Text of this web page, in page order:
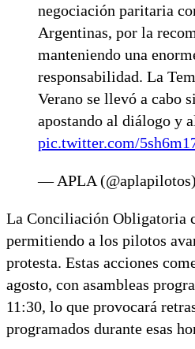
negociación paritaria
Argentinas, por la
manteniendo una
responsabilidad. La
Verano se llevó a cabo
apostando al diálogo y
pic.twitter.com/
— APLA (@aplapilotos)
La Conciliación Obligatoria
permitiendo a los pilotos
protesta. Estas acciones
agosto, con asambleas
11:30, lo que provocará
programados durante esas